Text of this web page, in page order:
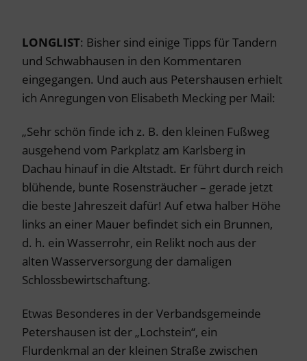
LONGLIST: Bisher sind einige Tipps für Tandern
und Schwabhausen in den Kommentaren
eingegangen. Und auch aus Petershausen erhielt
ich Anregungen von Elisabeth Mecking per Mail:
„Sehr schön finde ich z. B. den kleinen Fußweg
ausgehend vom Parkplatz am Karlsberg in
Dachau hinauf in die Altstadt. Er führt durch reich
blühende, bunte Rosensträucher – gerade jetzt
die beste Jahreszeit dafür! Auf etwa halber Höhe
links an einer Mauer befindet sich ein Brunnen,
d. h. ein Wasserrohr, ein Relikt noch aus der
alten Wasserversorgung der damaligen
Schlossbewirtschaftung.
Etwas Besonderes in der Verbandsgemeinde
Petershausen ist der „Lochstein“, ein
Flurdenkmal an der kleinen Straße zwischen